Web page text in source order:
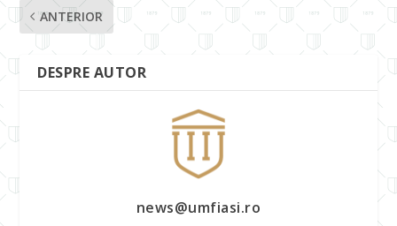
ANTERIOR
DESPRE AUTOR
news@umfiasi.ro